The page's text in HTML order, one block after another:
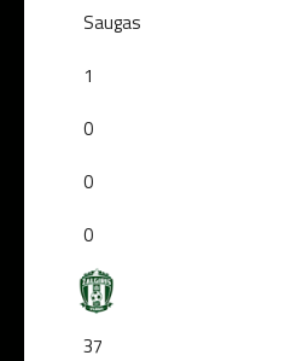
Saugas
1
0
0
0
37